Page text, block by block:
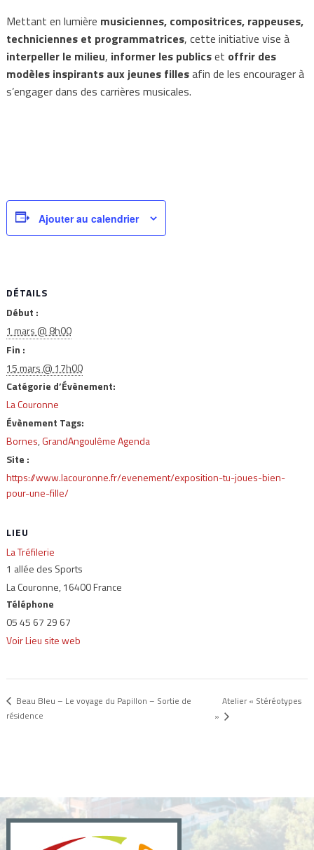
Mettant en lumière musiciennes, compositrices, rappeuses,
techniciennes et programmatrices, cette initiative vise à
interpeller le milieu, informer les publicset offrir des
modèles inspirants aux jeunes fillesafin de les encourager à
s’engager dans des carrières musicales.
Ajouter au calendrier
DÉTAILS
Début :
1 mars @ 8h00
Fin :
15 mars @ 17h00
Catégorie d’Évènement:
La Couronne
Évènement Tags:
Bornes,GrandAngoulême Agenda
Site :
https://www.lacouronne.fr/evenement/exposition-tu-joues-bien-
pour-une-fille/
LIEU
La Tréfilerie
1 allée des Sports
La Couronne,16400France
Téléphone
05 45 67 29 67
Voir Lieu site web
Beau Bleu – Le voyage du Papillon – Sortie de
résidence
Atelier « Stéréotypes
»